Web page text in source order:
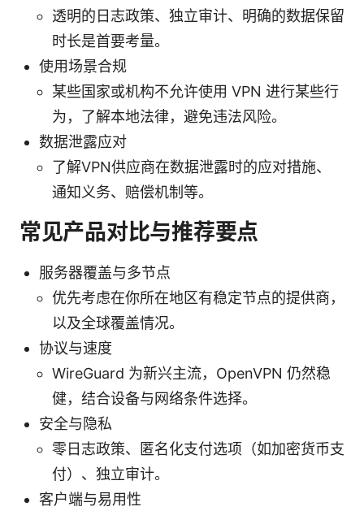
透明的日志政策、独立审计、明确的数据保留
时长是首要考量。
使用场景合规
某些国家或机构不允许使用 VPN 进行某些行
为，了解本地法律，避免违法风险。
数据泄露应对
了解VPN供应商在数据泄露时的应对措施、
通知义务、赔偿机制等。
常见产品对比与推荐要点
服务器覆盖与多节点
优先考虑在你所在地区有稳定节点的提供商，
以及全球覆盖情况。
协议与速度
WireGuard 为新兴主流，OpenVPN 仍然稳
健，结合设备与网络条件选择。
安全与隐私
零日志政策、匿名化支付选项（如加密货币支
付）、独立审计。
客户端与易用性